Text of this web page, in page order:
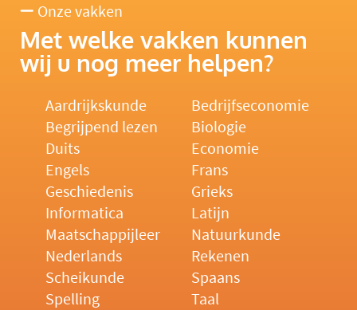
Onze vakken
Met welke vakken kunnen
wij u nog meer helpen?
Aardrijkskunde
Bedrijfseconomie
Begrijpend lezen
Biologie
Duits
Economie
Engels
Frans
Geschiedenis
Grieks
Informatica
Latijn
Maatschappijleer
Natuurkunde
Nederlands
Rekenen
Scheikunde
Spaans
Spelling
Taal